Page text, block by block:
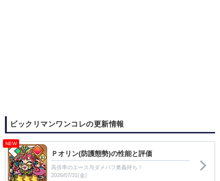
ビックリマンワンコレの更新情報
NEW
Ｐオリン(防護態勢)の性能と評価
高倍率のエース与ダメバフ奥義持ち！
2026/07/31(金)